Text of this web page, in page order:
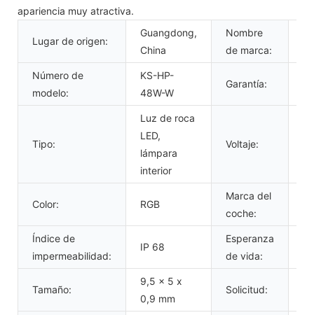
apariencia muy atractiva.
Lugar de origen:
Guangdong,
China
Nombre
de marca:
Número de
modelo:
KS-HP-
48W-W
Garantía:
Tipo:
Luz de roca
LED,
lámpara
interior
Voltaje:
Color: RGB
Marca del
coche:
Índice de
impermeabilidad:
IP 68
Esperanza
de vida:
Tamaño:
9,5 x 5 x
0,9 mm
Solicitud: